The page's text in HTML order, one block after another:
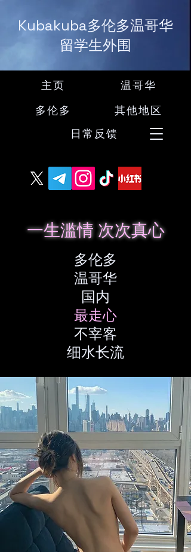
Kubakuba多伦多温哥华
留学生外围
多伦多
日常反馈
主页
其他地区
温哥华
一生滥情 次次真心
多伦多
温哥华
​国内
最走心
不宰客
​细水长流